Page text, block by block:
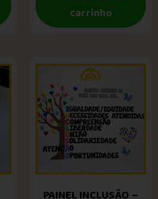
carrinho
PAINEL INCLUSÃO –